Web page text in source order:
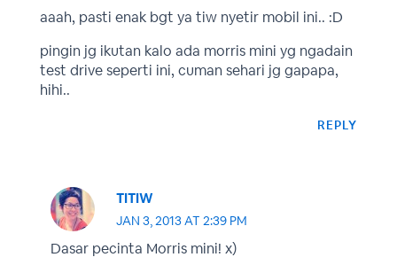
aaah, pasti enak bgt ya tiw nyetir mobil ini.. :D
pingin jg ikutan kalo ada morris mini yg ngadain
test drive seperti ini, cuman sehari jg gapapa,
hihi..
REPLY
TITIW
JAN 3, 2013 AT 2:39 PM
Dasar pecinta Morris mini! x)